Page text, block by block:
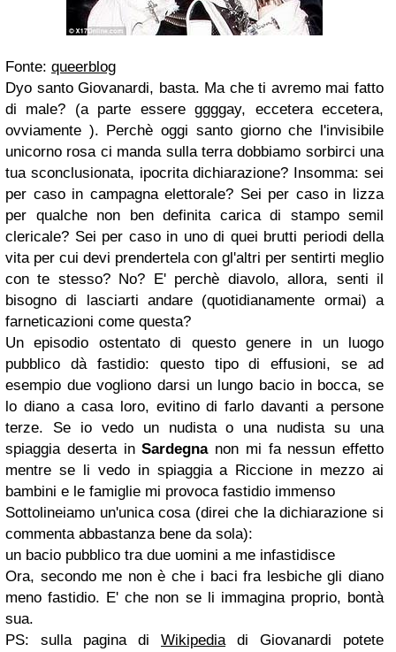
Fonte: queerblog
Dyo santo Giovanardi, basta. Ma che ti avremo mai fatto
di male? (a parte essere ggggay, eccetera eccetera,
ovviamente ). Perchè oggi santo giorno che l'invisibile
unicorno rosa ci manda sulla terra dobbiamo sorbirci una
tua sconclusionata, ipocrita dichiarazione? Insomma: sei
per caso in campagna elettorale? Sei per caso in lizza
per qualche non ben definita carica di stampo semil
clericale? Sei per caso in uno di quei brutti periodi della
vita per cui devi prendertela con gl'altri per sentirti meglio
con te stesso? No? E' perchè diavolo, allora, senti il
bisogno di lasciarti andare (quotidianamente ormai) a
farneticazioni come questa?
Un episodio ostentato di questo genere in un luogo
pubblico dà fastidio: questo tipo di effusioni, se ad
esempio due vogliono darsi un lungo bacio in bocca, se
lo diano a casa loro, evitino di farlo davanti a persone
terze. Se io vedo un nudista o una nudista su una
spiaggia deserta inSardegnanon mi fa nessun effetto
mentre se li vedo in spiaggia a Riccione in mezzo ai
bambini e le famiglie mi provoca fastidio immenso
Sottolineiamo un'unica cosa (direi che la dichiarazione si
commenta abbastanza bene da sola):
un bacio pubblico tra due uomini a me infastidisce
Ora, secondo me non è che i baci fra lesbiche gli diano
meno fastidio. E' che non se li immagina proprio, bontà
sua.
PS: sulla pagina di Wikipediadi Giovanardi potete